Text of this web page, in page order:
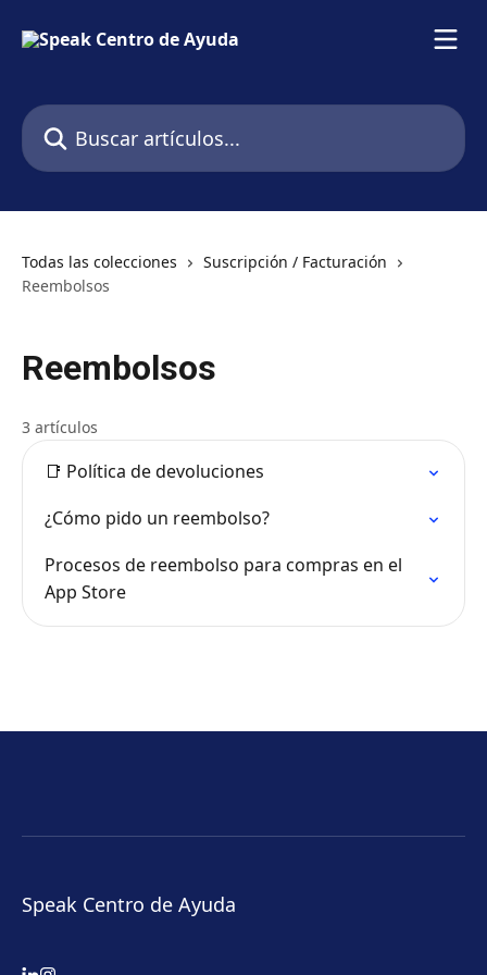
Buscar artículos...
Todas las colecciones
Suscripción / Facturación
Reembolsos
Reembolsos
3 artículos
📑 Política de devoluciones
¿Cómo pido un reembolso?
Procesos de reembolso para compras en el
App Store
Speak Centro de Ayuda